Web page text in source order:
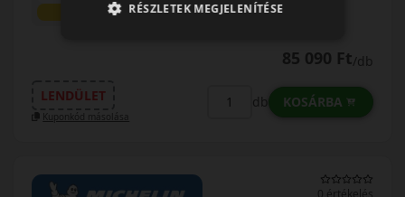
FIZETHETEK RÉSZLETEKBEN?
85 090 Ft/db
LENDÜLET
Kuponkód másolása
db KOSÁRBA
RÉSZLETEK MEGJELENÍTÉSE